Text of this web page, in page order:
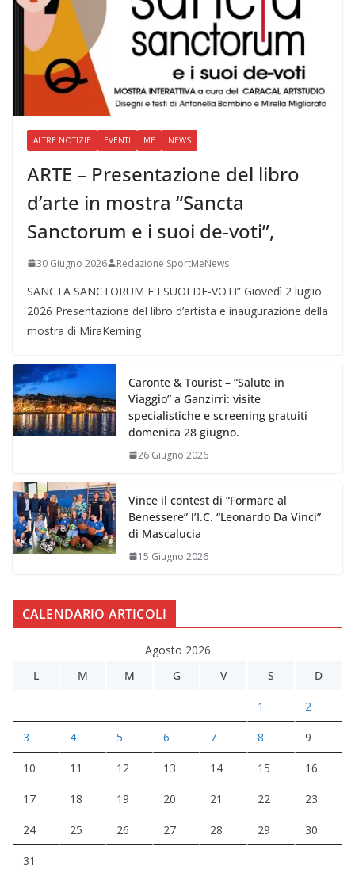
ALTRE NOTIZIE EVENTI ME NEWS
ARTE – Presentazione del libro
d’arte in mostra “Sancta
Sanctorum e i suoi de-voti”,
30 Giugno 2026 Redazione SportMeNews
SANCTA SANCTORUM E I SUOI DE-VOTI” Giovedì 2 luglio
2026 Presentazione del libro d’artista e inaugurazione della
mostra di MiraKerning
Caronte & Tourist – “Salute in
Viaggio” a Ganzirri: visite
specialistiche e screening gratuiti
domenica 28 giugno.
26 Giugno 2026
Vince il contest di “Formare al
Benessere” l’I.C. “Leonardo Da Vinci”
di Mascalucia
15 Giugno 2026
CALENDARIO ARTICOLI
Agosto 2026
L
M M G V S D
1 2
3 4 5 6 7 8 9
10 11 12 13 14 15 16
17 18 19 20 21 22 23
24 25 26 27 28 29 30
31